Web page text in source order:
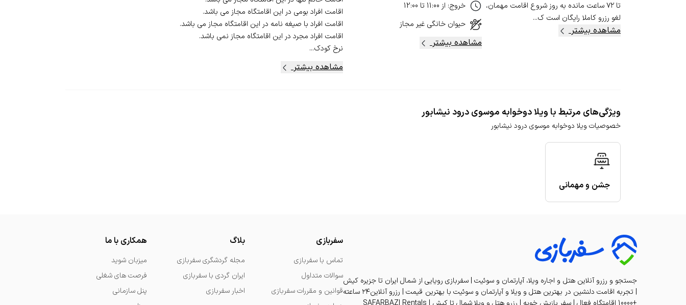
تا ۷۲ ساعت مانده به روز شروع اقامت مهمان،
لغو رزرو کاملا رایگان است ک...
مشاهده بیشتر
خروج: از 11:00 تا 12:00
حیوان خانگی غیر مجاز
مشاهده بیشتر
نرخ کودک...
مشاهده بیشتر
ویژگی‌های مرتبط با ویلا دوخوابه موسوی درود نیشابور
خصوصیات ویلا دوخوابه موسوی درود نیشابور
جشن و مهمانی
جستجو و رزرو آنلاین هتل و اجاره ویلا، آپارتمان و سوئیت | سفربازی رویایی از شمال ایران تا جزیره کیش
| تجربه اقامت دلنشین در بهترین هتل و ویلا و آپارتمان و سوئیت با بهترین قیمت | رزرو آنلاین۲۴ ساعته
سفربازی
تماس با سفربازی
سوالات متداول
قوانین و مقررات سفربازی
بلاگ
مجله گردشگری سفربازی
ایران گردی با سفربازی
اخبار سفربازی
همکاری با ما
میزبان شوید
فرصت های شغلی
پنل سازمانی